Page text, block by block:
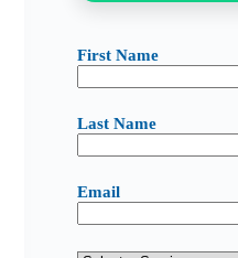
First Name
Last Name
Email